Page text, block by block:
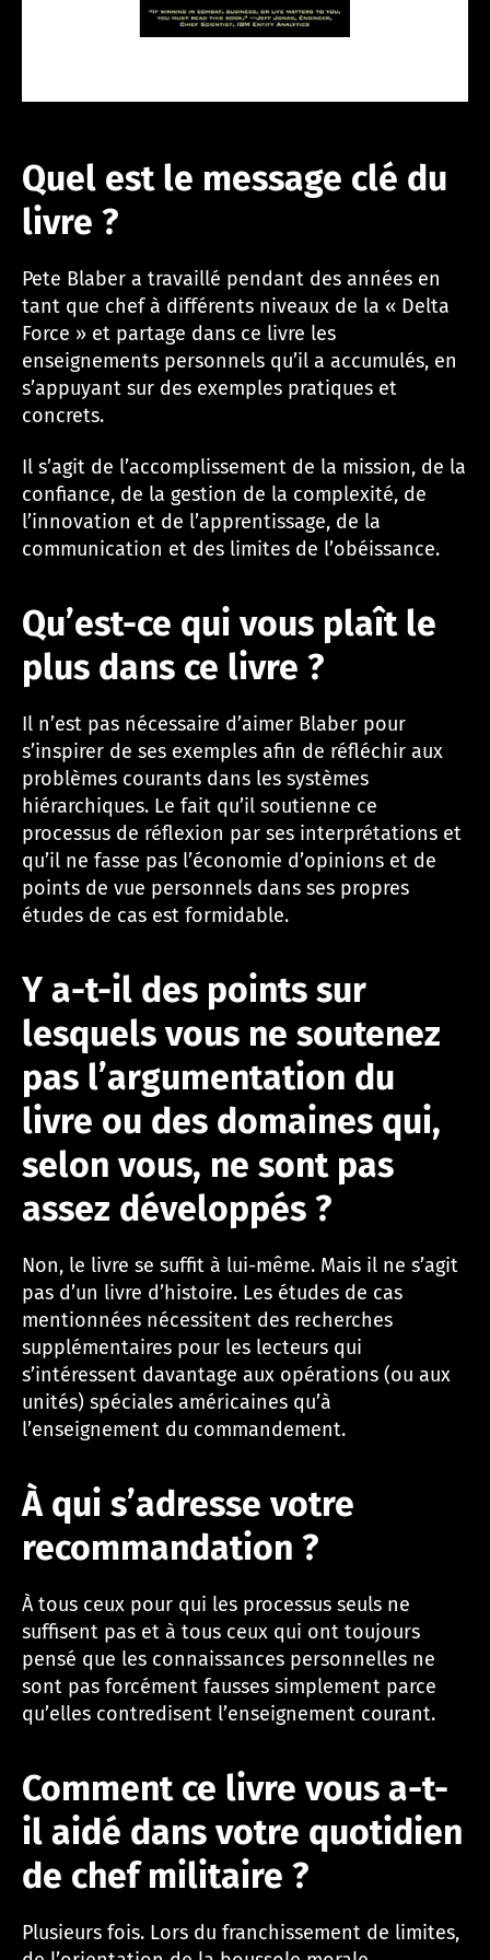
Quel est le message clé du
livre ?
Pete Blaber a travaillé pendant des années en
tant que chef à différents niveaux de la « Delta
Force » et partage dans ce livre les
enseignements personnels qu’il a accumulés, en
s’appuyant sur des exemples pratiques et
concrets.
Il s’agit de l’accomplissement de la mission, de la
confiance, de la gestion de la complexité, de
l’innovation et de l’apprentissage, de la
communication et des limites de l’obéissance.
Qu’est-ce qui vous plaît le
plus dans ce livre ?
Il n’est pas nécessaire d’aimer Blaber pour
s’inspirer de ses exemples afin de réfléchir aux
problèmes courants dans les systèmes
hiérarchiques. Le fait qu’il soutienne ce
processus de réflexion par ses interprétations et
qu’il ne fasse pas l’économie d’opinions et de
points de vue personnels dans ses propres
études de cas est formidable.
Y a-t-il des points sur
lesquels vous ne soutenez
pas l’argumentation du
livre ou des domaines qui,
selon vous, ne sont pas
assez développés ?
Non, le livre se suffit à lui-même. Mais il ne s’agit
pas d’un livre d’histoire. Les études de cas
mentionnées nécessitent des recherches
supplémentaires pour les lecteurs qui
s’intéressent davantage aux opérations (ou aux
unités) spéciales américaines qu’à
l’enseignement du commandement.
À qui s’adresse votre
recommandation ?
À tous ceux pour qui les processus seuls ne
suffisent pas et à tous ceux qui ont toujours
pensé que les connaissances personnelles ne
sont pas forcément fausses simplement parce
qu’elles contredisent l’enseignement courant.
Comment ce livre vous a-t-
il aidé dans votre quotidien
de chef militaire ?
Plusieurs fois. Lors du franchissement de limites,